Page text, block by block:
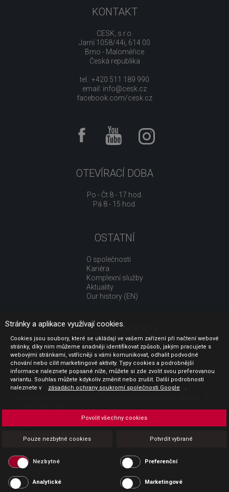
KONTAKT
CESK, s.r.o.
Jarní 1058/44i, 614 00
Brno - Maloměřice
Česká republika
tel.: +420 511 189 990
email: info@cesk.cz
facebook.com/cesk.cz
OTEVÍRACÍ DOBA
Po - Čt 8 - 17 hod.
Pá 8 - 15 hod.
OSTATNÍ
O společnosti
Kariéra
Komplexní služby
Aktuality
Our history (EN)
UŽITEČNÉ ODKAZY
Jak nakupovat
Obchodní podmínky
GDPR - ochrana osobních údajů
Profil zadavatele
Sdělení před uzavřením kupní smlouvy pro spotřebitele
Platba
Povinná publicita
Stránky a aplikace využívají cookies.
Cookies jsou soubory, které se ukládají ve vašem zařízení při načtení webové
stránky, díky nim můžeme snadněji identifikovat způsob, jakým pracujete s
webovými stránkami, vstřícněji s vámi komunikovat, odhalit podvodné
chování nebo cílit marketingové aktivity. Typy cookies a podrobnější
informace naleznete popsané níže, můžete si zde zvolit svou preferovanou
variantu. Souhlas můžete kdykoliv změnit nebo zrušit. Další podrobnosti
naleznete v
zásadách ochrany soukromí společnosti Google .
Pouze nezbytné cookies Potvrdit vybrané
Povolit všechny cookies
Nezbytné Preferenční
Analytické Marketingové